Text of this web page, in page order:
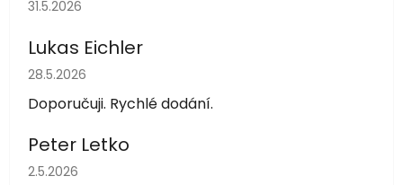
31.5.2026
Lukas Eichler
Hodnocení obchodu je 5 z 5 hvězdiček.
28.5.2026
Doporučuji. Rychlé dodání.
Peter Letko
Hodnocení obchodu je 5 z 5 hvězdiček.
2.5.2026